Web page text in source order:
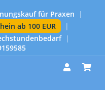
für Praxen
|
ab 100 EUR
|
|